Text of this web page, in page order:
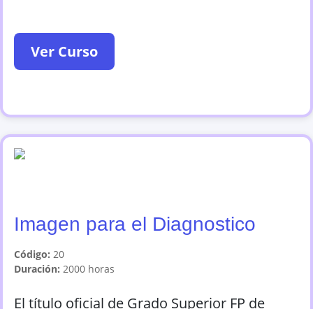
Ver Curso
Imagen para el Diagnostico
Código: 20
Duración: 2000 horas
El título oficial de Grado Superior FP de